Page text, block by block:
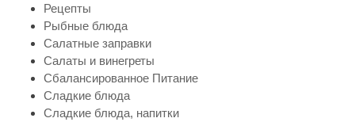
Рецепты
Рыбные блюда
Салатные заправки
Салаты и винегреты
Сбалансированное Питание
Сладкие блюда
Сладкие блюда, напитки